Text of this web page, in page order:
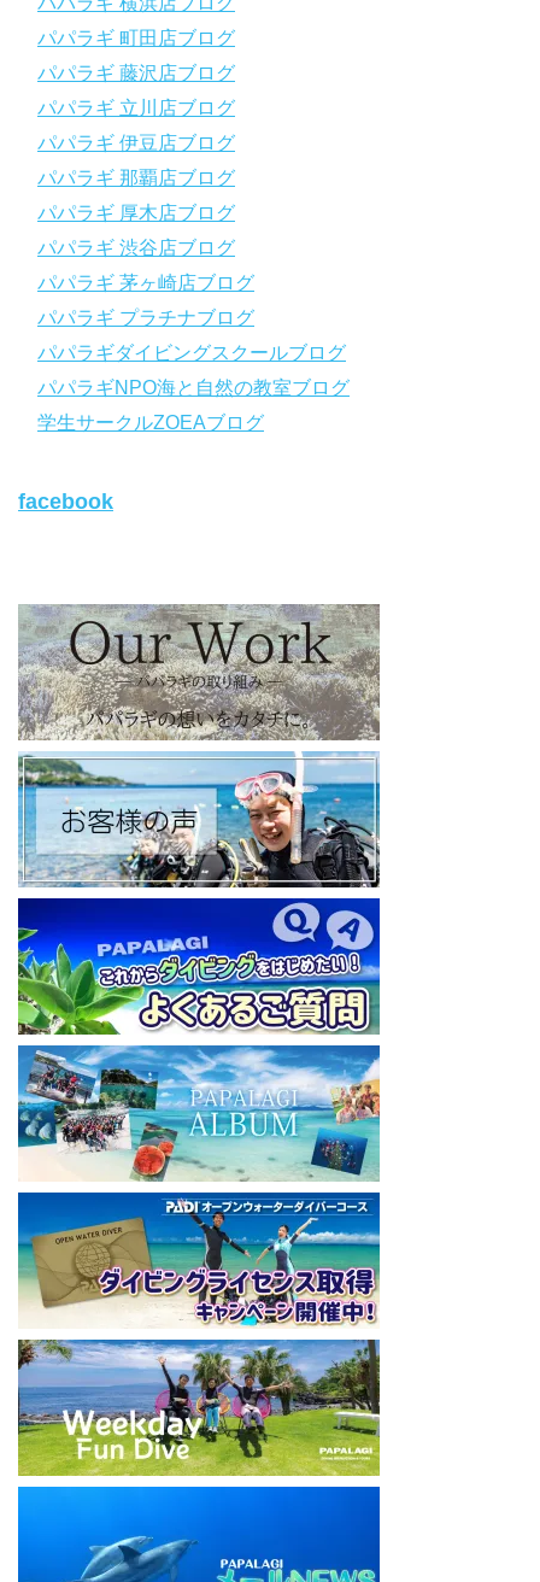
パパラギ公式LINEにご登録の上、メニューから「動画資料」を
タップ！
↓↓↓↓↓↓こちら
↓↓↓↓↓↓
https://www.papalagi.co.jp/lp/line_registration/.
＿＿＿＿＿＿＿＿＿＿＿＿＿＿＿＿＿＿＿＿＿＿＿＿＿＿＿＿
https://www.papalagi.co.jp/lp/line_registration/.
YouTubeで言えない話をこっそり配信
◆ライセンス取得の前に知っておきたい情報満載の動画はコチラ
https://youtu.be/UBiZ64WlU7c?si=I5rkY-mkfTCxZVn7
◆ライセンス取得コースについて知りたい方はコチラ
ode
【パパラギダイビングスクール ホームページ】
https://www.papalagi.co.jp
旬な海の情報はコチラから！
日々の活動状況や報告はXで公開中！
https://x.com/papalagidivers?s=20
【パパラギダイビングスクール Blog
】
お得なイベント告知やツアー情報を知りたい方へ
https://papalagi-blog.com/
◆YouTubeチャンネル登録はコチラから
https://www.youtube.com/channel/UCYG3vspMIHdLQaKA7XNIjD
◆各地の水中世界を紹介するチャンネル、その名も「水中世界」
（サブチャンネル）
https://www.youtube.com/@user-mw1pw2jb4j
【初心者ダイビングライセンスコースはコチラ】
https://www.papalagi.co.jp/databox/data.php/campaign_owd_ja/c
ode
====================================
パパラギダイビングスクール
藤沢本店
神奈川県藤沢市 南藤沢10-4
本社企画部
0466-26-6101
====================================
#ダイビングライセンス #ダイビング #スキューバダイビング
パパラギ 町田店ブログ
パパラギ 藤沢店ブログ
パパラギ 立川店ブログ
パパラギ 伊豆店ブログ
パパラギ 那覇店ブログ
パパラギ 厚木店ブログ
パパラギ 渋谷店ブログ
パパラギ 茅ヶ崎店ブログ
パパラギ プラチナブログ
パパラギダイビングスクールブログ
パパラギNPO海と自然の教室ブログ
学生サークルZOEAブログ
facebook